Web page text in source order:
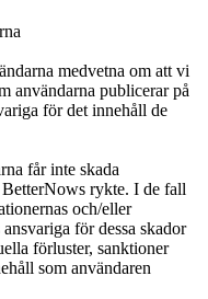
medvetna om att vi
användarna publicerar på
för det innehåll de
får inte skada
BetterNows rykte. I de fall
och/eller
för dessa skador
förluster, sanktioner
som användaren